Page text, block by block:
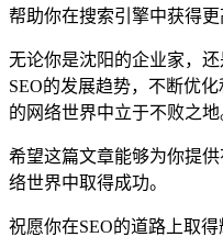
帮助你在搜索引擎中获得更
无论你是沈阳的企业家，
SEO的发展趋势，不断优
的网络世界中立于不败之地
希望这篇文章能够为你提
络世界中取得成功。
祝愿你在SEO的道路上取得